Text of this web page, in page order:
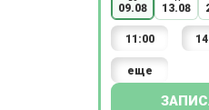
09.08 13.08
11:00
еще